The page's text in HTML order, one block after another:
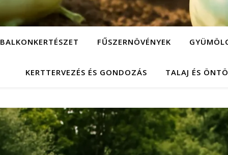
BALKONKERTÉSZET FŰSZERNÖVÉNYEK
KERTTERVEZÉS ÉS GONDOZÁS TALAJ ÉS